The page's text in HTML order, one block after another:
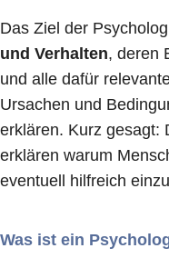
Das Ziel der
und Verhalten, deren
und alle dafür
Ursachen und
erklären. Kurz gesagt:
erklären warum
eventuell hilfreich
Was ist ein